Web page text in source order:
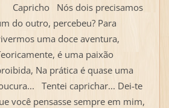
Capricho Nós dois precisamos
do outro, percebeu? Para
uma doce aventura,
é uma paixão
Na prática é quase uma
Tentei caprichar... Dei-te
você pensasse sempre em mim,